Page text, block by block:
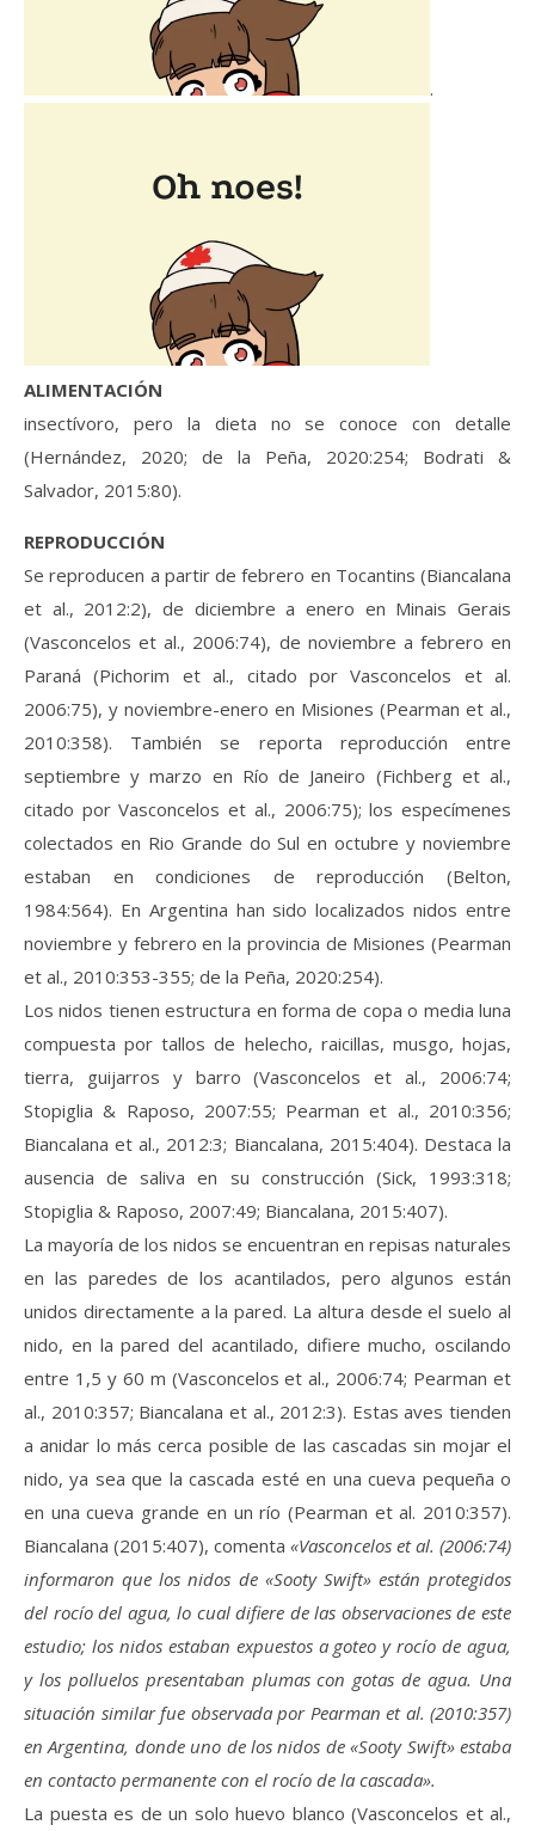
.
ALIMENTACIÓN
insectívoro, pero la dieta no se conoce con detalle
(Hernández, 2020; de la Peña, 2020:254; Bodrati &
Salvador, 2015:80).
REPRODUCCIÓN
Se reproducen a partir de febrero en Tocantins (Biancalana
et al., 2012:2), de diciembre a enero en Minais Gerais
(Vasconcelos et al., 2006:74), de noviembre a febrero en
Paraná (Pichorim et al., citado por Vasconcelos et al.
2006:75), y noviembre-enero en Misiones (Pearman et al.,
2010:358). También se reporta reproducción entre
septiembre y marzo en Río de Janeiro (Fichberg et al.,
citado por Vasconcelos et al., 2006:75); los especímenes
colectados en Rio Grande do Sul en octubre y noviembre
estaban en condiciones de reproducción (Belton,
1984:564). En Argentina han sido localizados nidos entre
noviembre y febrero en la provincia de Misiones (Pearman
et al., 2010:353-355; de la Peña, 2020:254).
Los nidos tienen estructura en forma de copa o media luna
compuesta por tallos de helecho, raicillas, musgo, hojas,
tierra, guijarros y barro (Vasconcelos et al., 2006:74;
Stopiglia & Raposo, 2007:55; Pearman et al., 2010:356;
Biancalana et al., 2012:3; Biancalana, 2015:404). Destaca la
ausencia de saliva en su construcción (Sick, 1993:318;
Stopiglia & Raposo, 2007:49; Biancalana, 2015:407).
La mayoría de los nidos se encuentran en repisas naturales
en las paredes de los acantilados, pero algunos están
unidos directamente a la pared. La altura desde el suelo al
nido, en la pared del acantilado, difiere mucho, oscilando
entre 1,5 y 60 m (Vasconcelos et al., 2006:74; Pearman et
al., 2010:357; Biancalana et al., 2012:3). Estas aves tienden
a anidar lo más cerca posible de las cascadas sin mojar el
nido, ya sea que la cascada esté en una cueva pequeña o
en una cueva grande en un río (Pearman et al. 2010:357).
Biancalana (2015:407), comenta «Vasconcelos et al. (2006:74)
informaron que los nidos de «Sooty Swift» están protegidos
del rocío del agua, lo cual difiere de las observaciones de este
estudio; los nidos estaban expuestos a goteo y rocío de agua,
y los polluelos presentaban plumas con gotas de agua. Una
situación similar fue observada por Pearman et al. (2010:357)
en Argentina, donde uno de los nidos de «Sooty Swift» estaba
en contacto permanente con el rocío de la cascada».
La puesta es de un solo huevo blanco (Vasconcelos et al.,